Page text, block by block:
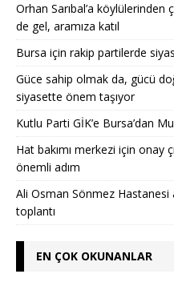
Orhan Sarıbal’a köylülerinden
de gel, aramıza katıl
Bursa için rakip partilerde
Güce sahip olmak da, gücü
siyasette önem taşıyor
Kutlu Parti GİK’e Bursa’dan
Hat bakımı merkezi için onay
önemli adım
Ali Osman Sönmez Hastanesi
toplantı
EN ÇOK OKUNANLAR